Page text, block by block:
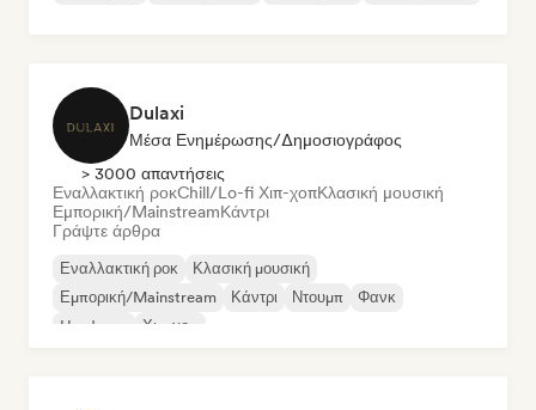
Dulaxi
Μέσα Ενημέρωσης/Δημοσιογράφος
> 3000 απαντήσεις
Εναλλακτική ροκChill/Lo-fi Χιπ-χοπΚλασική μουσική
Εμπορική/MainstreamΚάντρι
Γράψτε άρθρα
Εναλλακτική ροκ
Κλασική μουσική
Εμπορική/Mainstream
Κάντρι Ντουμπ
Φανκ
Hardcore
Χιπ-χοπ